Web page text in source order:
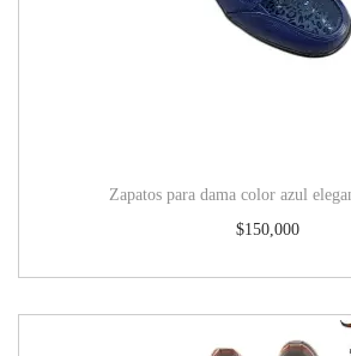
Zapatos para dama color azul
$150,000